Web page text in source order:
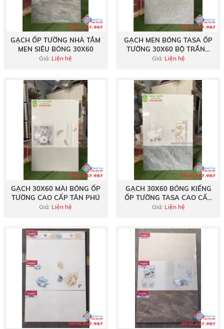
GẠCH ỐP TƯỜNG NHÀ TẮM
MEN SIÊU BÓNG 30X60
Giá: Liện hệ
GẠCH MEN BÓNG TASA ỐP
TƯỜNG 30X60 BỘ TRẮNG
XÁM CAO CẤP
Giá: Liện hệ
GẠCH 30X60 MÀI BÓNG ỐP
TƯỜNG CAO CẤP TÂN PHÚ
Giá: Liện hệ
GẠCH 30X60 BÓNG KIẾNG
ỐP TƯỜNG TASA CAO CẤP
HCM
Giá: Liện hệ